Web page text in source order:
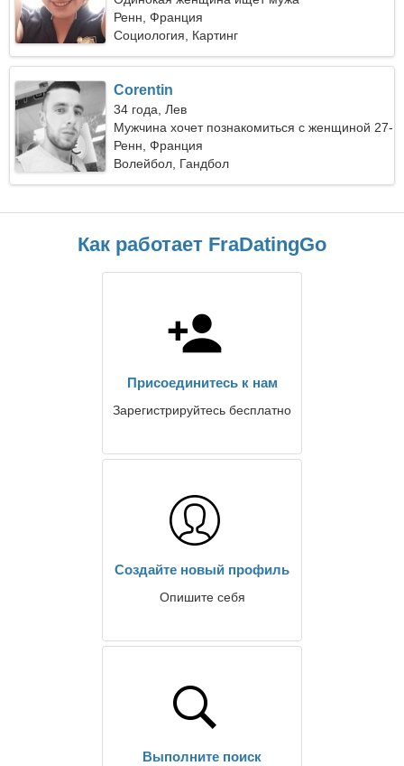
Ренн, Франция
Социология, Картинг
Corentin
34 года, Лев
Мужчина хочет познакомиться с женщиной 27-
31
Ренн, Франция
Волейбол, Гандбол
Как работает FraDatingGo
Присоединитесь к нам
Зарегистрируйтесь бесплатно
Создайте новый профиль
Опишите себя
Выполните поиск